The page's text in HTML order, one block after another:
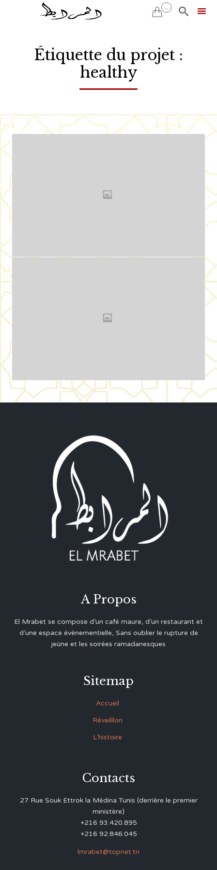
 ... 
content
Étiquette du projet :
healthy
A Propos
El Mrabet se compose d’un café maure, d’un restaurant et
d’une espace évènementielle, Sans oublier le rupture de
jeûne et les soirées ramadanesques
Sitemap
Accueil
Réveilllon
L’histoire
Contacts
27 Rue Souk Ettrok la Médina Tunis (derrière le premier
ministère)
+216 93.420.895
+216 92.846.045
lmrabet@topnet.tn